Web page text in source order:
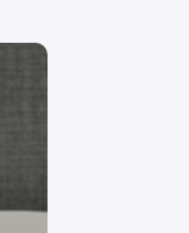
контроль
скляних